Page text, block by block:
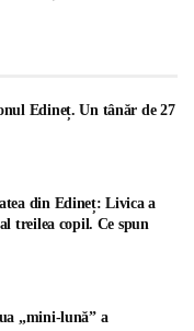
Edineț. Un tânăr de 27
din Edineț: Livica a
treilea copil. Ce spun
„mini-lună” a